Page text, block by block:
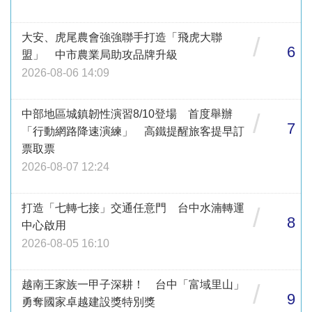
大安、虎尾農會強強聯手打造「飛虎大聯
盟」 中市農業局助攻品牌升級
2026-08-06 14:09
/ 6
中部地區城鎮韌性演習8/10登場 首度舉辦
「行動網路降速演練」 高鐵提醒旅客提早訂
票取票
2026-08-07 12:24
/ 7
打造「七轉七接」交通任意門 台中水湳轉運
中心啟用
2026-08-05 16:10
/ 8
越南王家族一甲子深耕！ 台中「富域里山」
勇奪國家卓越建設獎特別獎
/ 9